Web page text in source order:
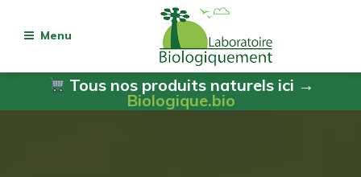
Tous nos produits naturels ici →
Biologique.bio
Menu